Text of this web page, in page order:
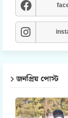
জনপ্রিয় পোস্ট